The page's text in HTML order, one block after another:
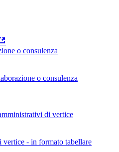
o consulenza
o consulenza
di vertice
- in formato tabellare